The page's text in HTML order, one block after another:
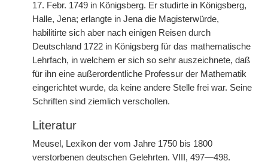
17. Febr. 1749 in Königsberg. Er studirte in Königsberg,
Halle, Jena; erlangte in Jena die Magisterwürde,
habilitirte sich aber nach einigen Reisen durch
Deutschland 1722 in Königsberg für das mathematische
Lehrfach, in welchem er sich so sehr auszeichnete, daß
für ihn eine außerordentliche Professur der Mathematik
eingerichtet wurde, da keine andere Stelle frei war. Seine
Schriften sind ziemlich verschollen.
Literatur
Meusel, Lexikon der vom Jahre 1750 bis 1800
verstorbenen deutschen Gelehrten. VIII, 497—498.